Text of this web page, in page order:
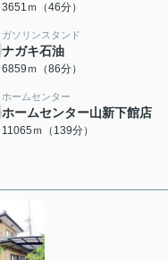
3651ｍ（46分）
ガソリンスタンド
ナガキ石油
6859ｍ（86分）
ホームセンター
ホームセンター山新下館店
11065ｍ（139分）